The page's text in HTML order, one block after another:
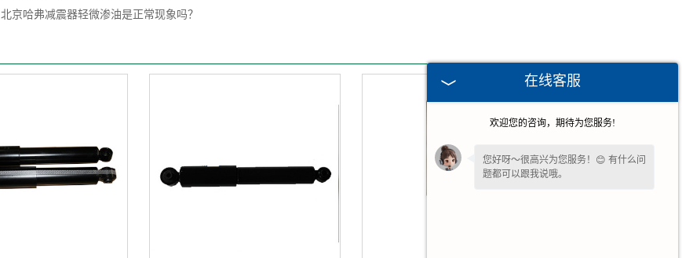
北京哈弗减震器轻微渗油是正常现象吗？
在线客服
欢迎您的咨询，期待为您服务!
您好呀～很高兴为您服务！😊 有什么问
题都可以跟我说哦。